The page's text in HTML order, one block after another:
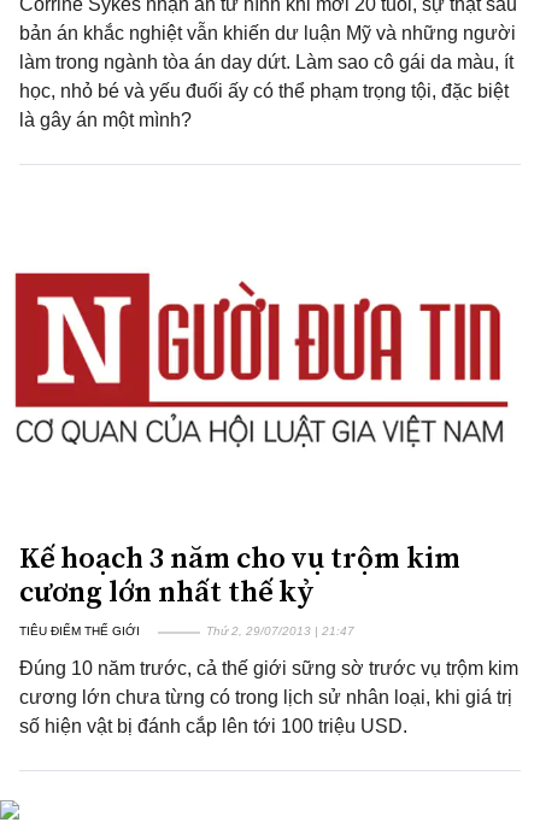
Corrine Sykes nhận án tử hình khi mới 20 tuổi, sự thật sau
bản án khắc nghiệt vẫn khiến dư luận Mỹ và những người
làm trong ngành tòa án day dứt. Làm sao cô gái da màu, ít
học, nhỏ bé và yếu đuối ấy có thể phạm trọng tội, đặc biệt
là gây án một mình?
Kế hoạch 3 năm cho vụ trộm kim
cương lớn nhất thế kỷ
TIÊU ĐIỂM THẾ GIỚI Thứ 2, 29/07/2013 | 21:47
Đúng 10 năm trước, cả thế giới sững sờ trước vụ trộm kim
cương lớn chưa từng có trong lịch sử nhân loại, khi giá trị
số hiện vật bị đánh cắp lên tới 100 triệu USD.